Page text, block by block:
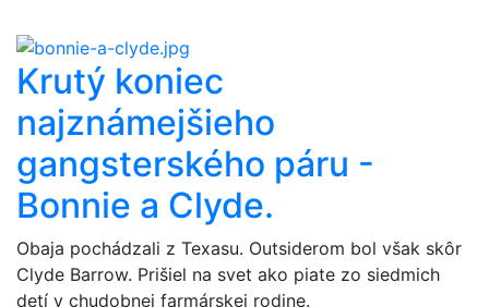
Krutý koniec
najznámejšieho
gangsterského páru -
Bonnie a Clyde.
Obaja pochádzali z Texasu. Outsiderom bol však skôr
Clyde Barrow. Prišiel na svet ako piate zo siedmich
detí v chudobnej farmárskej rodine.